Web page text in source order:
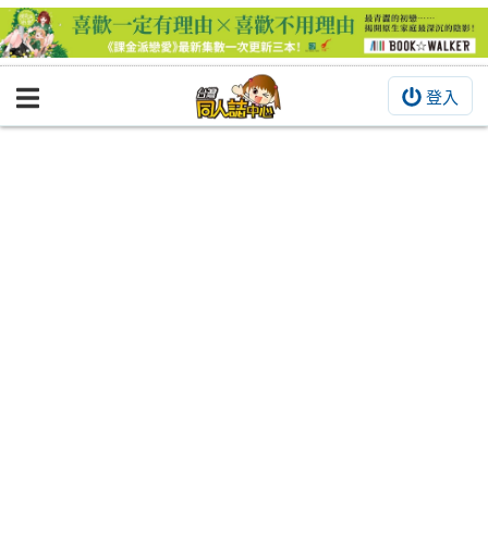
登入
BOOKY書集倉庫